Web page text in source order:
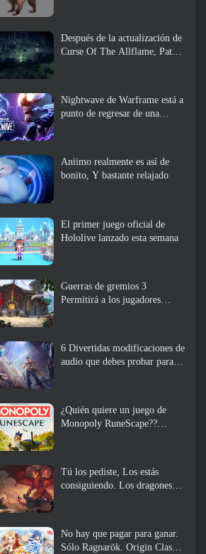
Después de la actualización de
Curse Of The Allflame, Path
Nightwave de Warframe está a
punto de regresar de una
Aniimo realmente es así de
bonito, Y bastante relajado
El primer juego oficial de
Hololive lanzado esta semana
Guerras de gremios 3
Permitirá a los jugadores
6 Divertidas modificaciones de
audio que debes probar para
¿Quién quiere un juego de
Monopoly RuneScape??
Tú los pediste, Los estás
consiguiendo. Los dragones
No hay que pagar para ganar.
Sólo Ragnarök. Origin Classic